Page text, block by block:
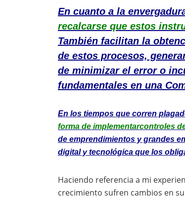
En cuanto a la
recalcarse que estos
También facilitan la
de estos procesos,
de minimizar el error o
fundamentales en una
En los tiempos que corren
forma de implementarcontroles
de emprendimientos y grandes
digital y tecnológica que los
Haciendo referencia a mi
crecimiento sufren cambios en